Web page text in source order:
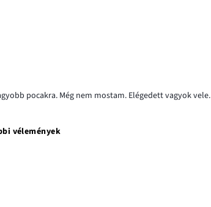
pocakra. Még nem mostam. Elégedett vagyok vele.
vélemények